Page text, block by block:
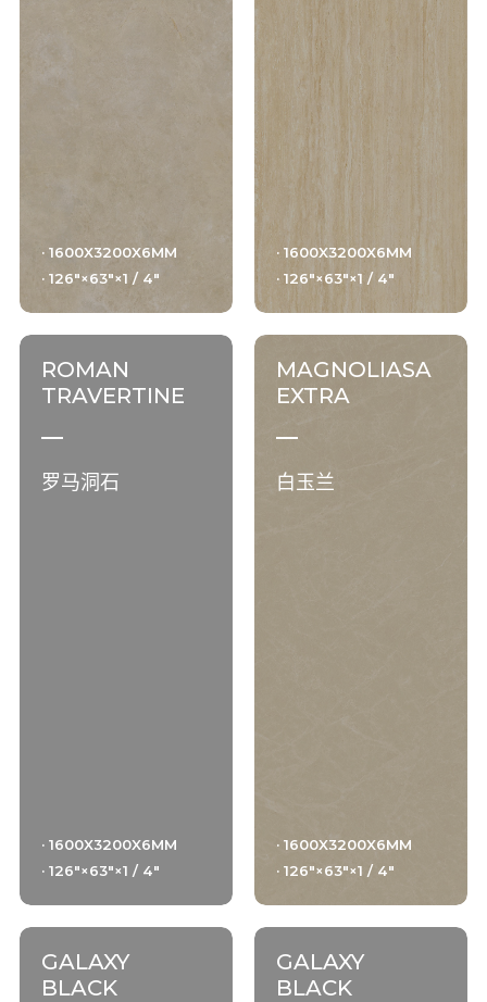
· 1600X3200X6MM
· 126"×63"×1 / 4"
· 1600X3200X6MM
· 126"×63"×1 / 4"
ROMAN
TRAVERTINE
罗马洞石
· 1600X3200X6MM
· 126"×63"×1 / 4"
MAGNOLIASA
EXTRA
白玉兰
· 1600X3200X6MM
· 126"×63"×1 / 4"
GALAXY
BLACK
GALAXY
BLACK